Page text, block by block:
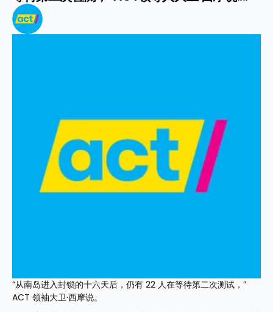
“从南岛进入封锁的十六天后，仍有 22 人在等待第二次测试，”
ACT 领袖大卫·西摩说。